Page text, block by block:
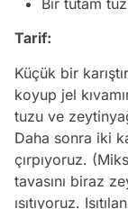
Bir tutam tuz
Tarif:
Küçük bir
koyup jel
tuzu ve
Daha sonra iki
çırpıyoruz.
tavasını biraz
ısıtıyoruz.